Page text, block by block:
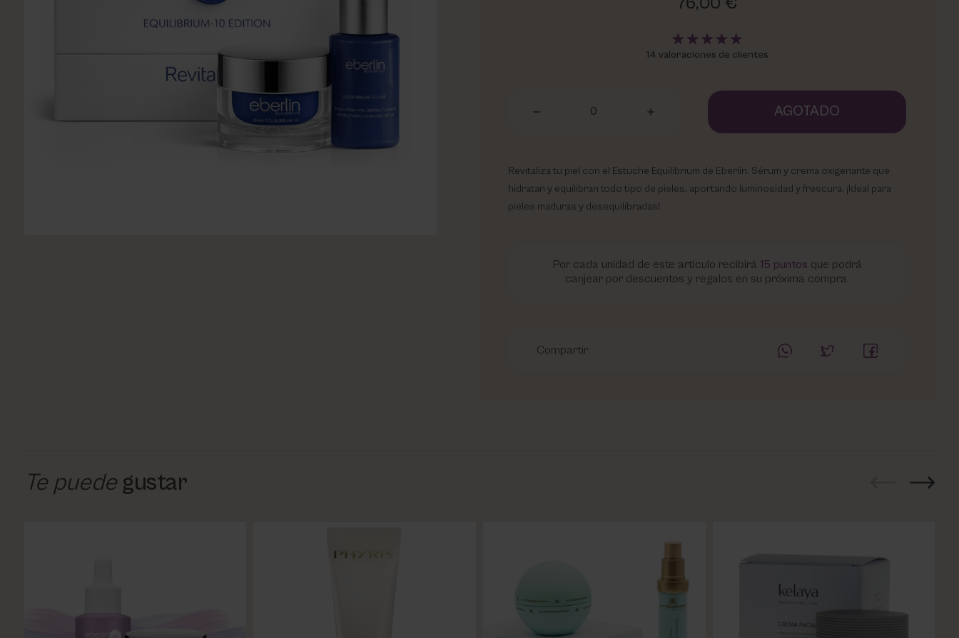
14 valoraciones de clientes
0 AGOTADO
Revitaliza tu piel con el Estuche Equilibrium de Eberlin. Sérum y crema oxigenante que
hidratan y equilibran todo tipo de pieles, aportando luminosidad y frescura. ¡Ideal para
pieles maduras y desequilibradas!
Por cada unidad de este articulo recibirá 15 puntos que podrá
canjear por descuentos y regalos en su próxima compra.
Compartir
Te puede gustar